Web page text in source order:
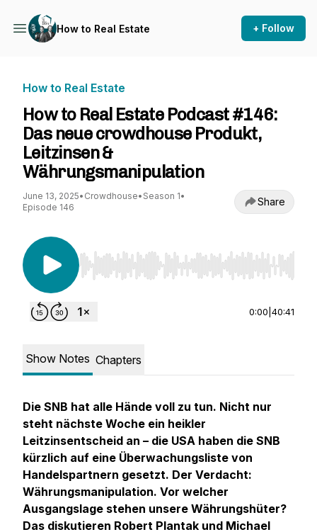
How to Real Estate + Follow
How to Real Estate
How to Real Estate Podcast #146:
Das neue crowdhouse Produkt,
Leitzinsen &
Währungsmanipulation
June 13, 2025• Crowdhouse• Season 1•
Episode 146
Share
Use Left/Right to seek, Home/End to jump to
0:00 40:41
Show Notes Chapters
Die SNB hat alle Hände voll zu tun. Nicht nur
steht nächste Woche ein heikler
Leitzinsentscheid an – die USA haben die SNB
kürzlich auf eine Überwachungsliste von
Handelspartnern gesetzt. Der Verdacht:
Währungsmanipulation. Vor welcher
Ausgangslage stehen unsere Währungshüter?
Das diskutieren Robert Plantak und Michael